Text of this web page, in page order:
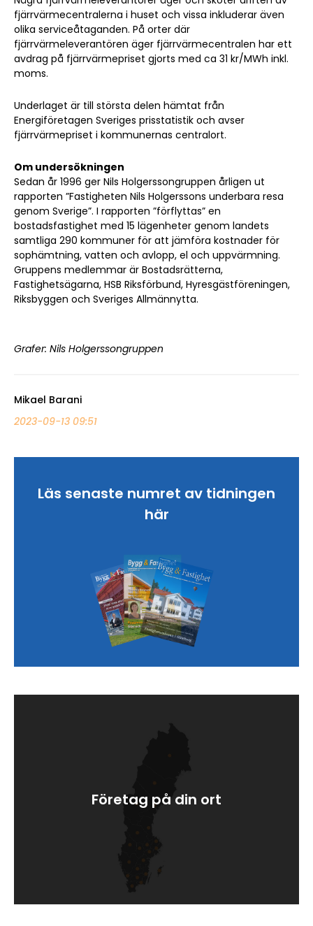
fjärrvärmecentralerna i huset och vissa inkluderar även
olika serviceåtaganden. På orter där
fjärrvärmeleverantören äger fjärrvärmecentralen har ett
avdrag på fjärrvärmepriset gjorts med ca 31 kr/MWh inkl.
moms.
Underlaget är till största delen hämtat från
Energiföretagen Sveriges prisstatistik och avser
fjärrvärmepriset i kommunernas centralort.
Om undersökningen
Sedan år 1996 ger Nils Holgerssongruppen årligen ut
rapporten ”Fastigheten Nils Holgerssons underbara resa
genom Sverige”. I rapporten ”förflyttas” en
bostadsfastighet med 15 lägenheter genom landets
samtliga 290 kommuner för att jämföra kostnader för
sophämtning, vatten och avlopp, el och uppvärmning.
Gruppens medlemmar är Bostadsrätterna,
Fastighetsägarna, HSB Riksförbund, Hyresgästföreningen,
Riksbyggen och Sveriges Allmännytta.
Grafer: Nils Holgerssongruppen
Mikael Barani
2023-09-13 09:51
Läs senaste numret av tidningen
här
Företag på din ort